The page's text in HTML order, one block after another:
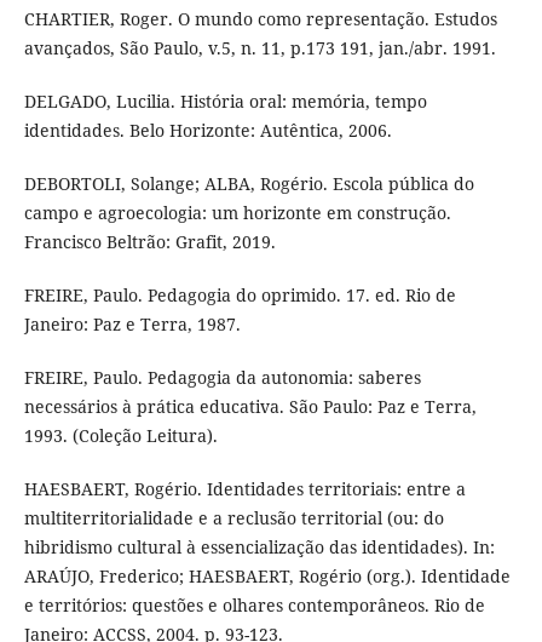
CHARTIER, Roger. O mundo como representação. Estudos
avançados, São Paulo, v.5, n. 11, p.173 191, jan./abr. 1991.
DELGADO, Lucilia. História oral: memória, tempo
identidades. Belo Horizonte: Autêntica, 2006.
DEBORTOLI, Solange; ALBA, Rogério. Escola pública do
campo e agroecologia: um horizonte em construção.
Francisco Beltrão: Grafit, 2019.
FREIRE, Paulo. Pedagogia do oprimido. 17. ed. Rio de
Janeiro: Paz e Terra, 1987.
FREIRE, Paulo. Pedagogia da autonomia: saberes
necessários à prática educativa. São Paulo: Paz e Terra,
1993. (Coleção Leitura).
HAESBAERT, Rogério. Identidades territoriais: entre a
multiterritorialidade e a reclusão territorial (ou: do
hibridismo cultural à essencialização das identidades). In:
ARAÚJO, Frederico; HAESBAERT, Rogério (org.). Identidade
e territórios: questões e olhares contemporâneos. Rio de
Janeiro: ACCSS, 2004. p. 93-123.